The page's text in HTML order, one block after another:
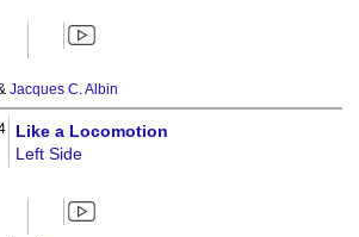
Jacques C. Albin
Like a Locomotion
Left Side